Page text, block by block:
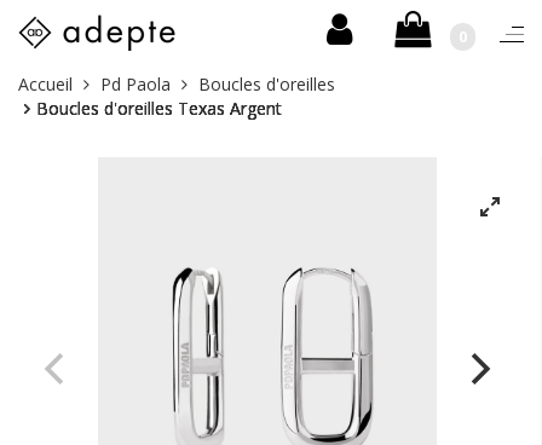
Skip
0
Vous
êtes
Accueil Pd Paola
Boucles d'oreilles
Boucles d'oreilles Texas Argent